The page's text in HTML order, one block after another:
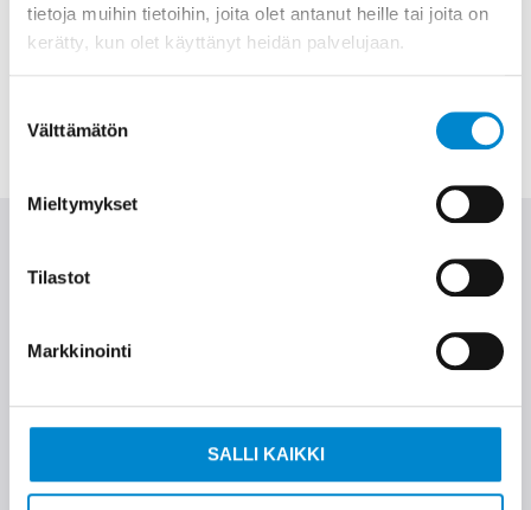
tietoja muihin tietoihin, joita olet antanut heille tai joita on
kerätty, kun olet käyttänyt heidän palvelujaan.
valinta
Välttämätön
Mieltymykset
Tilastot
Markkinointi
SALLI KAIKKI
Tuotekategoriat
SÄHKÖ­­MOOTTORIT
WEG moottorit suoraan varastosta.